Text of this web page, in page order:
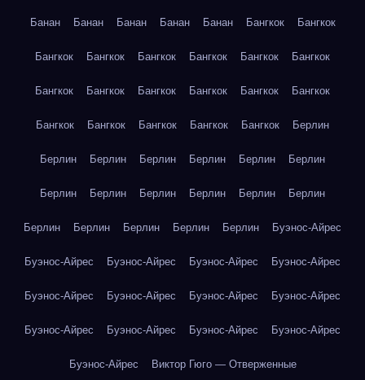
Банан Банан Банан Банан Банан Бангкок Бангкок
Бангкок Бангкок Бангкок Бангкок Бангкок Бангкок
Бангкок Бангкок Бангкок Бангкок Бангкок Бангкок
Бангкок Бангкок Бангкок Бангкок Бангкок Берлин
Берлин Берлин Берлин Берлин Берлин Берлин
Берлин Берлин Берлин Берлин Берлин Берлин
Берлин Берлин Берлин Берлин Берлин Буэнос-Айрес
Буэнос-Айрес Буэнос-Айрес Буэнос-Айрес Буэнос-Айрес
Буэнос-Айрес Буэнос-Айрес Буэнос-Айрес Буэнос-Айрес
Буэнос-Айрес Буэнос-Айрес Буэнос-Айрес Буэнос-Айрес
Буэнос-Айрес Виктор Гюго — Отверженные